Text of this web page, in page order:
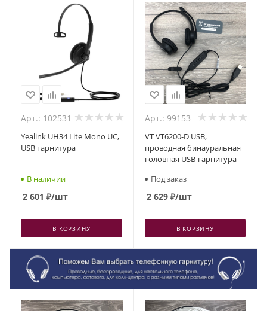
Арт.: 102531
Yealink UH34 Lite Mono UC,
USB гарнитура
В наличии
2 601 ₽/шт
В КОРЗИНУ
Арт.: 99153
VT VT6200-D USB,
проводная бинауральная
головная USB-гарнитура
Под заказ
2 629₽/шт
В КОРЗИНУ